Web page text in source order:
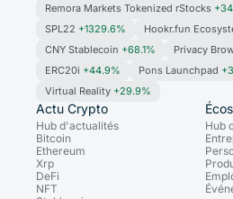
Remora Markets Tokenized rStocks
SPL22 +1329.6% Hookr.fun
CNY Stablecoin +68.1% Privacy
ERC20i +44.9% Pons Launchpad
Virtual Reality +29.9%
Actu Crypto
Hub d'actualités
Bitcoin
Ethereum
Xrp
DeFi
NFT
Hub